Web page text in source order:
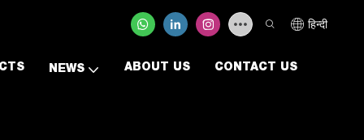
हिन्दी
NEWS ABOUT US CONTACT US